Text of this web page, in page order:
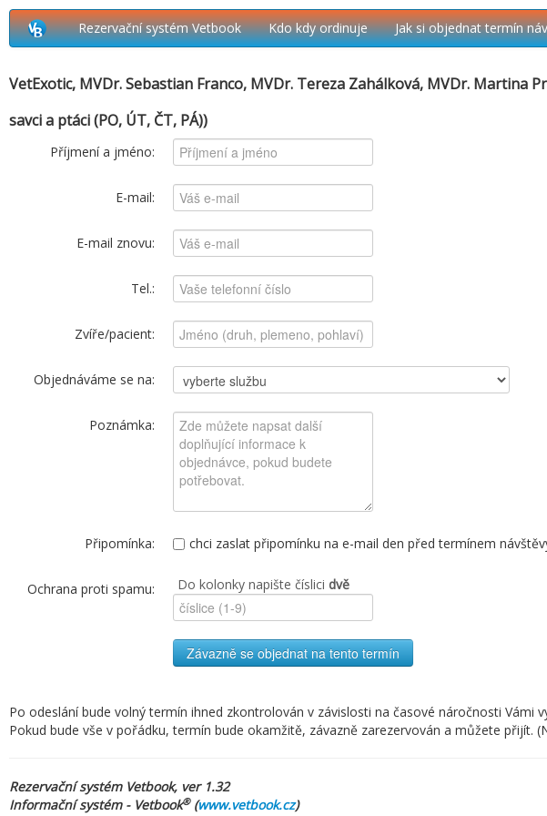
Rezervační systém Vetbook Kdo kdy ordinuje Jak si objednat termín
VetExotic, MVDr. Sebastian Franco, MVDr. Tereza Zahálková, MVDr. Martina
savci a ptáci (PO, ÚT, ČT, PÁ))
Příjmení a jméno:
E-mail:
E-mail znovu:
Tel.:
Zvíře/pacient:
Objednáváme se na:
Poznámka:
Připomínka: chci zaslat připomínku na e-mail den před termínem
Ochrana proti spamu: Do kolonky napište číslici dvě
Závazně se objednat na tento termín
Po odeslání bude volný termín ihned zkontrolován v závislosti na časové náročnosti Vámi
Pokud bude vše v pořádku, termín bude okamžitě, závazně zarezervován a můžete přijít.
Rezervační systém Vetbook, ver 1.32
Informační systém - Vetbook®(www.vetbook.cz)